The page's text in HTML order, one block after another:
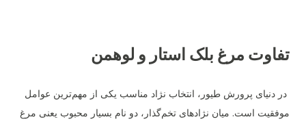
تفاوت مرغ بلک استار و لوهمن
در دنیای پرورش طیور، انتخاب نژاد مناسب یکی از مهم‌ترین عوامل
موفقیت است. میان نژادهای تخم‌گذار، دو نام بسیار محبوب یعنی مرغ